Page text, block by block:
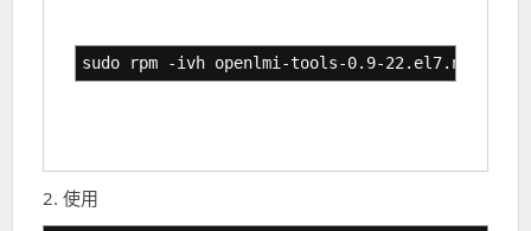
sudo rpm -ivh openlmi-tools-0.9-
2. 使用